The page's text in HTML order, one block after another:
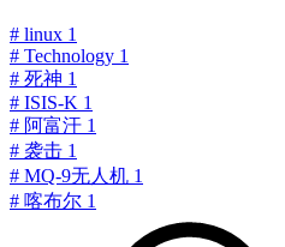
# linux 1
# Technology 1
# 死神 1
# ISIS-K 1
# 阿富汗 1
# 袭击 1
# MQ-9无人机 1
# 喀布尔 1